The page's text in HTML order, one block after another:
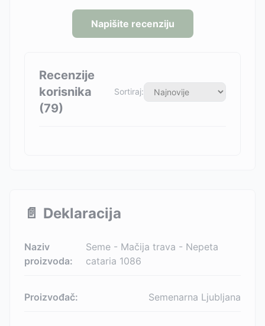
Napišite recenziju
Recenzije
korisnika
(79)
Sortiraj:
📄 Deklaracija
Naziv
proizvoda:
Seme - Mačija trava - Nepeta
cataria 1086
Proizvođač: Semenarna Ljubljana